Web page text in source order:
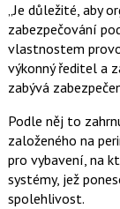
„Je důležité, aby
zabezpečování
vlastnostem
výkonný ředitel a
zabývá
Podle něj to
založeného na
pro vybavení, na
systémy, jež
spolehlivost.